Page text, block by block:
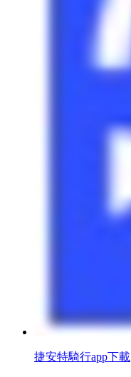
捷安特騎行app下載